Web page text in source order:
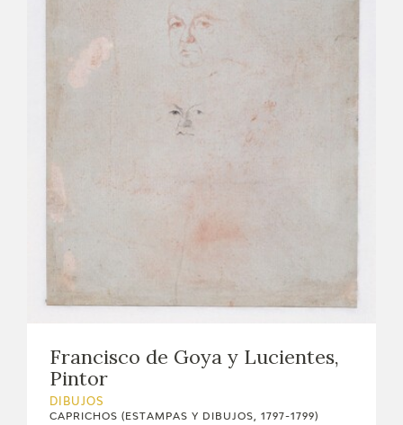
Francisco de Goya y Lucientes,
Pintor
DIBUJOS
CAPRICHOS (ESTAMPAS Y DIBUJOS, 1797-1799)